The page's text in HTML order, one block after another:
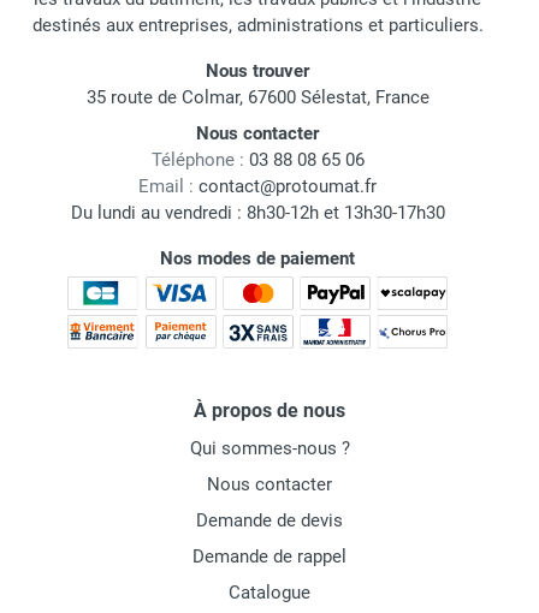
destinés aux entreprises, administrations et particuliers.
Nous trouver
35 route de Colmar, 67600 Sélestat, France
Nous contacter
Téléphone : 03 88 08 65 06
Email : contact@protoumat.fr
Du lundi au vendredi : 8h30-12h et 13h30-17h30
Nos modes de paiement
À propos de nous
Qui sommes-nous ?
Nous contacter
Demande de devis
Demande de rappel
Catalogue